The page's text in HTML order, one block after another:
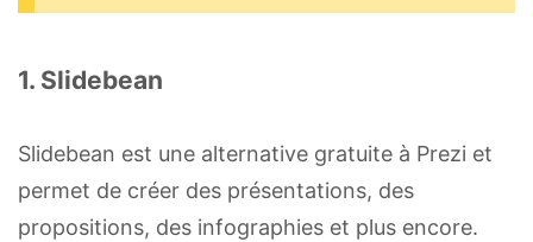
1. Slidebean
Slidebean est une alternative gratuite à Prezi et
permet de créer des présentations, des
propositions, des infographies et plus encore.